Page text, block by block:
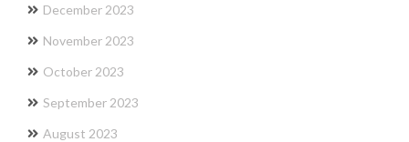
December 2023
November 2023
October 2023
September 2023
August 2023